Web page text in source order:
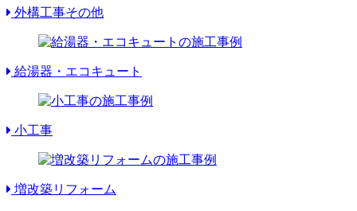
外構工事その他
給湯器・エコキュート
小工事
増改築リフォーム